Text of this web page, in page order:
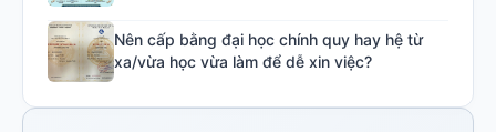
Nên cấp bằng đại học chính quy hay hệ từ
xa/vừa học vừa làm để dễ xin việc?